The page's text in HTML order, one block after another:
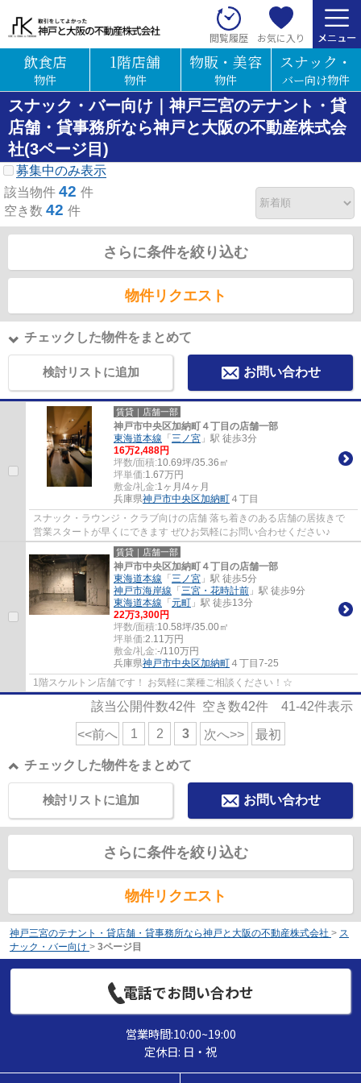
閲覧履歴 お気に入り
飲食店
物件
1階店舗
物件
物販・美容
物件
スナック・
バー向け物件
スナック・バー向け｜神戸三宮のテナント・貸
店舗・貸事務所なら神戸と大阪の不動産株式会
社(3ページ目)
募集中のみ表示
該当物件 42 件
空き数 42 件
さらに条件を絞り込む
物件リクエスト
チェックした物件をまとめて
検討リストに追加 お問い合わせ
賃貸｜店舗一部
神戸市中央区加納町４丁目の店舗一部
東海道本線 「 三ノ宮 」駅 徒歩3分
16万2,488円
坪数/面積:10.69坪/35.36㎡
坪単価:1.67万円
敷金/礼金:1ヶ月/4ヶ月
兵庫県神戸市中央区加納町 ４丁目
スナック・ラウンジ・クラブ向けの店舗 落ち着きのある店舗の居抜きで
営業スタートが早くにできます ぜひお気軽にお問い合わせください♪
賃貸｜店舗一部
神戸市中央区加納町４丁目の店舗一部
東海道本線 「 三ノ宮 」駅 徒歩5分
神戸市海岸線 「 三宮・花時計前 」駅 徒歩9分
東海道本線 「 元町 」駅 徒歩13分
22万3,300円
坪数/面積:10.58坪/35.00㎡
坪単価:2.11万円
敷金/礼金:-/110万円
兵庫県神戸市中央区加納町 ４丁目7-25
1階スケルトン店舗です！ お気軽に業種ご相談ください！☆
該当公開件数42件 空き数42件 41-42件表示
<<前へ 1 2 3 次へ>> 最初
チェックした物件をまとめて
お問い合わせ
検討リストに追加
さらに条件を絞り込む
物件リクエスト
神戸三宮のテナント・貸店舗・貸事務所なら神戸と大阪の不動産株式会社 > ス
ナック・バー向け > 3ページ目
電話でお問い合わせ
営業時間:10:00~19:00
定休日: 日・祝